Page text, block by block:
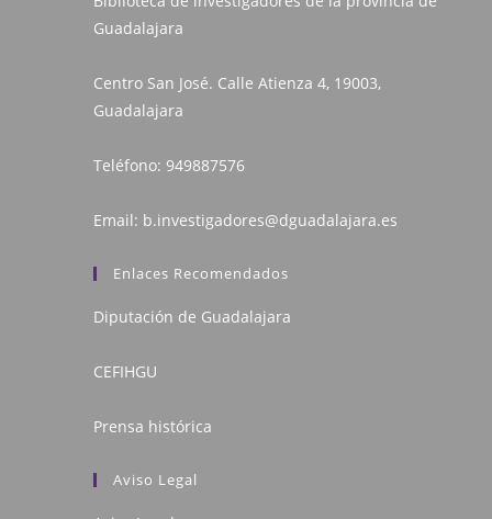
Guadalajara
Centro San José. Calle Atienza 4, 19003,
Guadalajara
Teléfono: 949887576
Email: b.investigadores@dguadalajara.es
Enlaces Recomendados
Diputación de Guadalajara
CEFIHGU
Prensa histórica
Aviso Legal